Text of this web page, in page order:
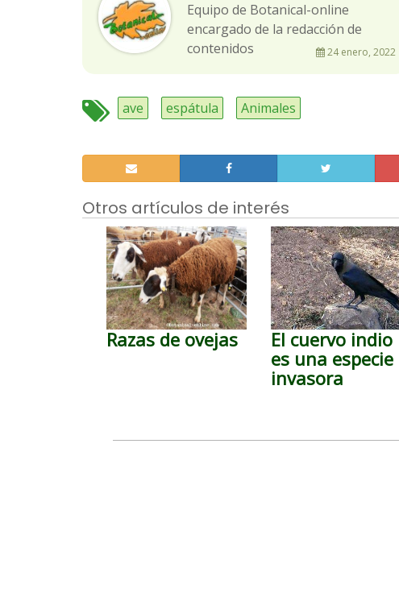
Equipo de Botanical-online
encargado de la redacción de
contenidos
24 enero, 2022
ave espátula Animales
Otros artículos de interés
Razas de ovejas
El cuervo indio
es una especie
invasora